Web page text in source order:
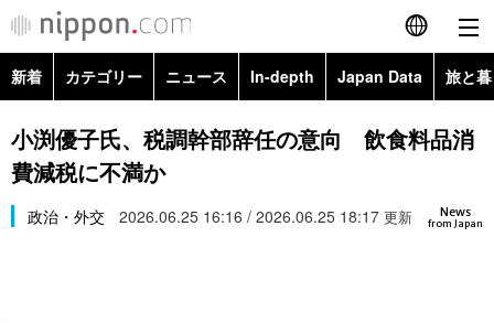
English
简体字
カテゴリー
新着 カテゴリー ニュース In-depth Japan Data 旅と
政治・外交
経済・ビジネス
Topics
小渕優子氏、税調幹部辞任の意向 飲食料品消
費減税に不満か
News
from Japan
政治・外交 2026.06.25 16:16 / 2026.06.25 18:17 更新